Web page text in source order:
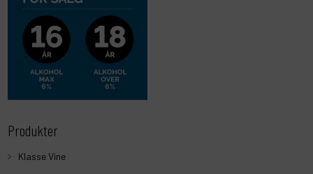
Produkter
Klasse Vine